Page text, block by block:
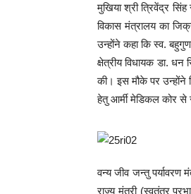
मुखिया श्री त्रिवेंद्र
विकास मंत्रालय का
उन्होंने कहा कि स्व.
क्षेत्रीय विधायक डा. धन
की। इस मौके पर उन्होंने
हेतु आर्मी मेडिकल कोर से
वन्य जीव जन्तु पर्यावरण
राज्य मंत्री (स्वतंत्र